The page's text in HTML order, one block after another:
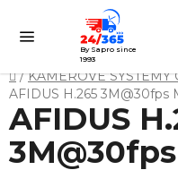
obsah
By Sapro since
1993
Domů
/ KAMEROVÉ SYSTÉMY
AFIDUS H.265
AFIDUS